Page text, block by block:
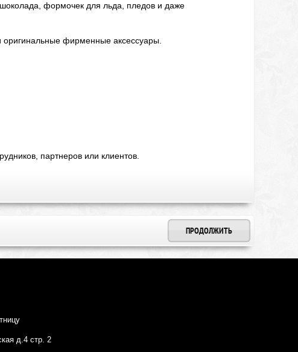
формочек для льда, пледов и даже
фирменные аксессуары.
партнеров или клиентов.
ПРОДОЛЖИТЬ
д.4 стр. 2